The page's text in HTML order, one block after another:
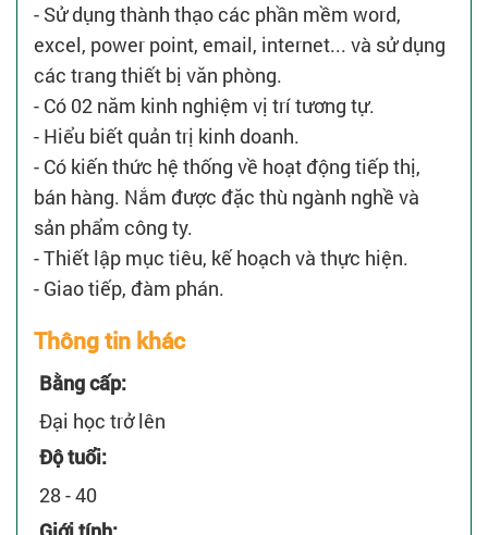
- Sử dụng thành thạo các phần mềm word,
excel, power point, email, internet... và sử dụng
các trang thiết bị văn phòng.
- Có 02 năm kinh nghiệm vị trí tương tự.
- Hiểu biết quản trị kinh doanh.
- Có kiến thức hệ thống về hoạt động tiếp thị,
bán hàng. Nắm được đặc thù ngành nghề và
sản phẩm công ty.
- Thiết lập mục tiêu, kế hoạch và thực hiện.
- Giao tiếp, đàm phán.
Thông tin khác
Bằng cấp:
Đại học trở lên
Độ tuổi:
28 - 40